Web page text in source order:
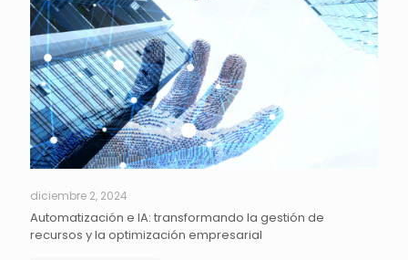
diciembre 2, 2024
Automatización e IA: transformando la gestión de
recursos y la optimización empresarial